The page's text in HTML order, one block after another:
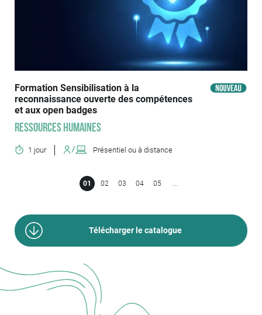
Formation Sensibilisation à la
reconnaissance ouverte des compétences
et aux open badges
Ressources humaines
1 jour Présentiel ou à distance
01 02 03 04 05 ...
Télécharger le catalogue